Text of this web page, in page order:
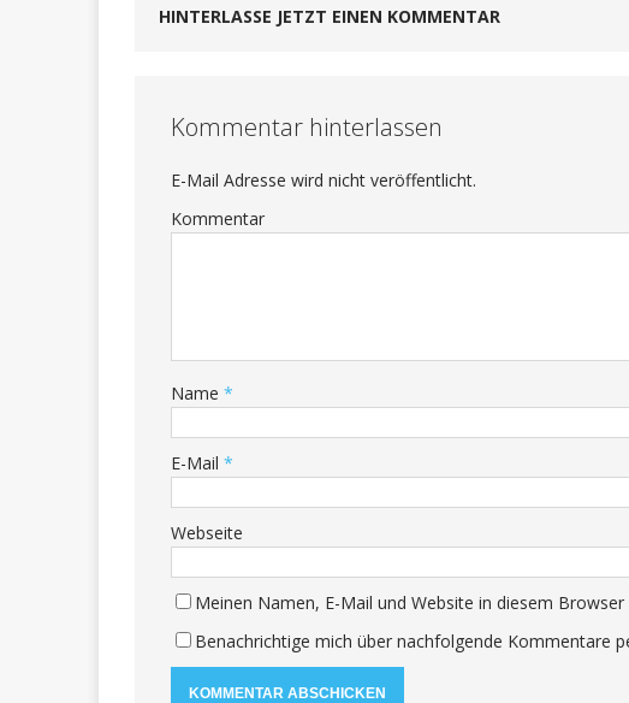
HINTERLASSE JETZT EINEN KOMMENTAR
Kommentar hinterlassen
E-Mail Adresse wird nicht veröffentlicht.
Kommentar
Name *
E-Mail *
Webseite
Meinen Namen, E-Mail und Website in diesem
Benachrichtige mich über nachfolgende Kommentare